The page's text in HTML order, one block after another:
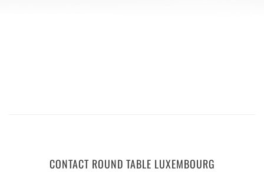
CONTACT ROUND TABLE LUXEMBOURG